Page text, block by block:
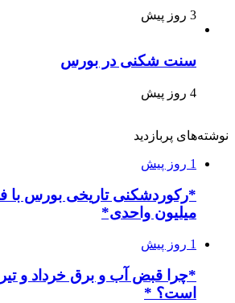
3 روز پیش
سنت شکنی در بورس
4 روز پیش
نوشته‌های پربازدید
1 روز پیش
میلیون واحدی*
1 روز پیش
است؟ *